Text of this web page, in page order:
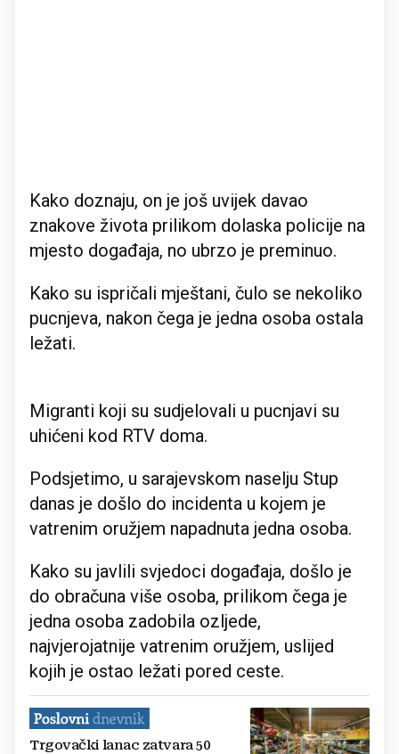
Kako doznaju, on je još uvijek davao
znakove života prilikom dolaska policije na
mjesto događaja, no ubrzo je preminuo.
Kako su ispričali mještani, čulo se nekoliko
pucnjeva, nakon čega je jedna osoba ostala
ležati.
Migranti koji su sudjelovali u pucnjavi su
uhićeni kod RTV doma.
Podsjetimo, u sarajevskom naselju Stup
danas je došlo do incidenta u kojem je
vatrenim oružjem napadnuta jedna osoba.
Kako su javlili svjedoci događaja, došlo je
do obračuna više osoba, prilikom čega je
jedna osoba zadobila ozljede,
najvjerojatnije vatrenim oružjem, uslijed
kojih je ostao ležati pored ceste.
Trgovački lanac zatvara 50